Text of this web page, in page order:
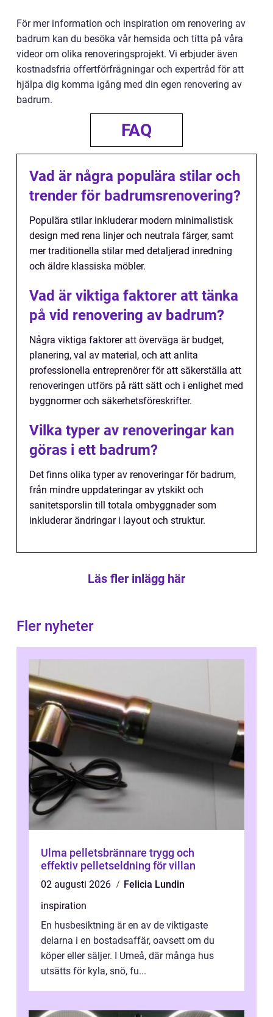
För mer information och inspiration om renovering av
badrum kan du besöka vår hemsida och titta på våra
videor om olika renoveringsprojekt. Vi erbjuder även
kostnadsfria offertförfrågningar och expertråd för att
hjälpa dig komma igång med din egen renovering av
badrum.
FAQ
Vad är några populära stilar och
trender för badrumsrenovering?
Populära stilar inkluderar modern minimalistisk
design med rena linjer och neutrala färger, samt
mer traditionella stilar med detaljerad inredning
och äldre klassiska möbler.
Vad är viktiga faktorer att tänka
på vid renovering av badrum?
Några viktiga faktorer att överväga är budget,
planering, val av material, och att anlita
professionella entreprenörer för att säkerställa att
renoveringen utförs på rätt sätt och i enlighet med
byggnormer och säkerhetsföreskrifter.
Vilka typer av renoveringar kan
göras i ett badrum?
Det finns olika typer av renoveringar för badrum,
från mindre uppdateringar av ytskikt och
sanitetsporslin till totala ombyggnader som
inkluderar ändringar i layout och struktur.
Läs fler inlägg här
Fler nyheter
Ulma pelletsbrännare trygg och
effektiv pelletseldning för villan
02 augusti 2026
Felicia Lundin
inspiration
En husbesiktning är en av de viktigaste
delarna i en bostadsaffär, oavsett om du
köper eller säljer. I Umeå, där många hus
utsätts för kyla, snö, fu...